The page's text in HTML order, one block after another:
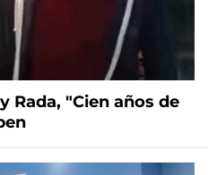
Rada, "Cien años de